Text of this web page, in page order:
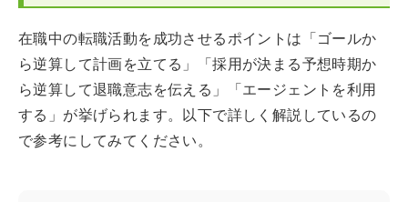
在職中の転職活動を成功させるポイントは「ゴールか
ら逆算して計画を立てる」「採用が決まる予想時期か
ら逆算して退職意志を伝える」「エージェントを利用
する」が挙げられます。以下で詳しく解説しているの
で参考にしてみてください。